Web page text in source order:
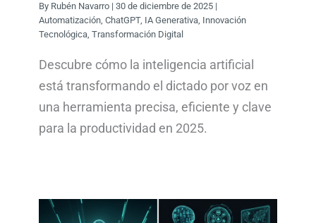
By Rubén Navarro |30 de diciembre de 2025 |
Automatización,ChatGPT, IA Generativa, Innovación
Tecnológica,Transformación Digital
Descubre cómo la inteligencia artificial
está transformando el dictado por voz en
una herramienta precisa, eficiente y clave
para la productividad en 2025.